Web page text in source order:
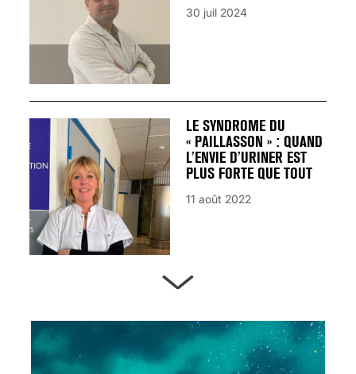
30 juil 2024
LE SYNDROME DU
« PAILLASSON » : QUAND
L’ENVIE D’URINER EST
PLUS FORTE QUE TOUT
11 août 2022
13 août 2024